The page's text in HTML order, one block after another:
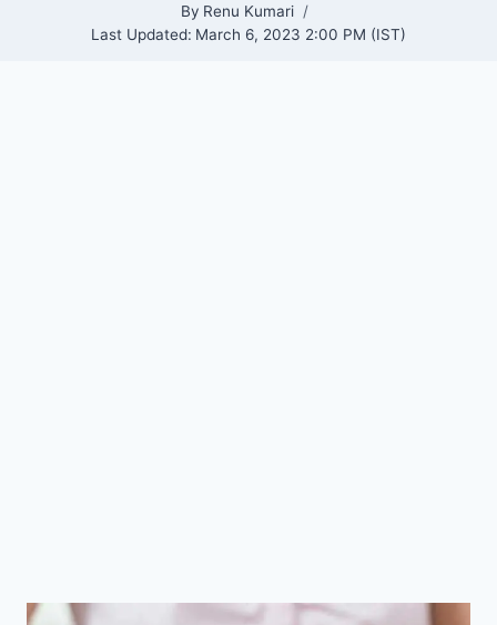
By Renu Kumari
Last Updated: March 6, 2023 2:00 PM (IST)